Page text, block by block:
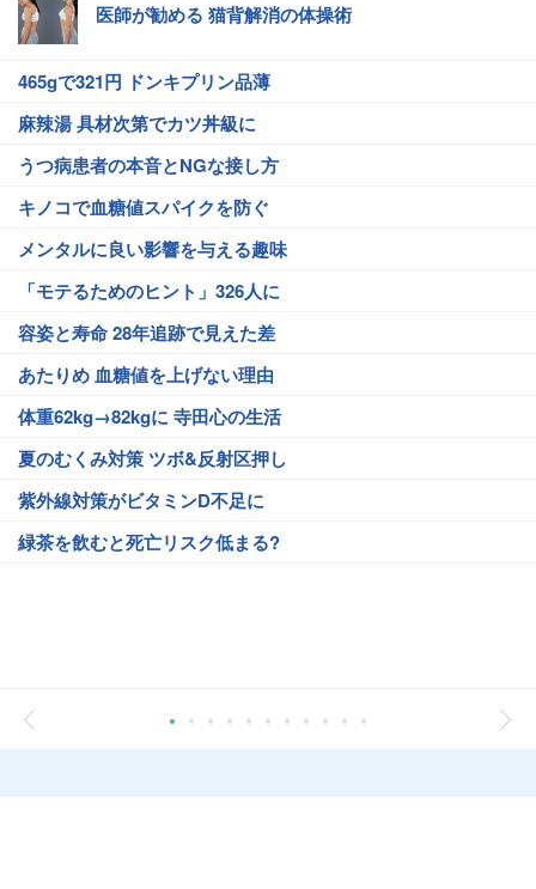
医師が勧める 猫背解消の体操術
465gで321円 ドンキプリン品薄
麻辣湯 具材次第でカツ丼級に
うつ病患者の本音とNGな接し方
キノコで血糖値スパイクを防ぐ
メンタルに良い影響を与える趣味
「モテるためのヒント」326人に
容姿と寿命 28年追跡で見えた差
あたりめ 血糖値を上げない理由
体重62kg→82kgに 寺田心の生活
夏のむくみ対策 ツボ&反射区押し
紫外線対策がビタミンD不足に
緑茶を飲むと死亡リスク低まる?